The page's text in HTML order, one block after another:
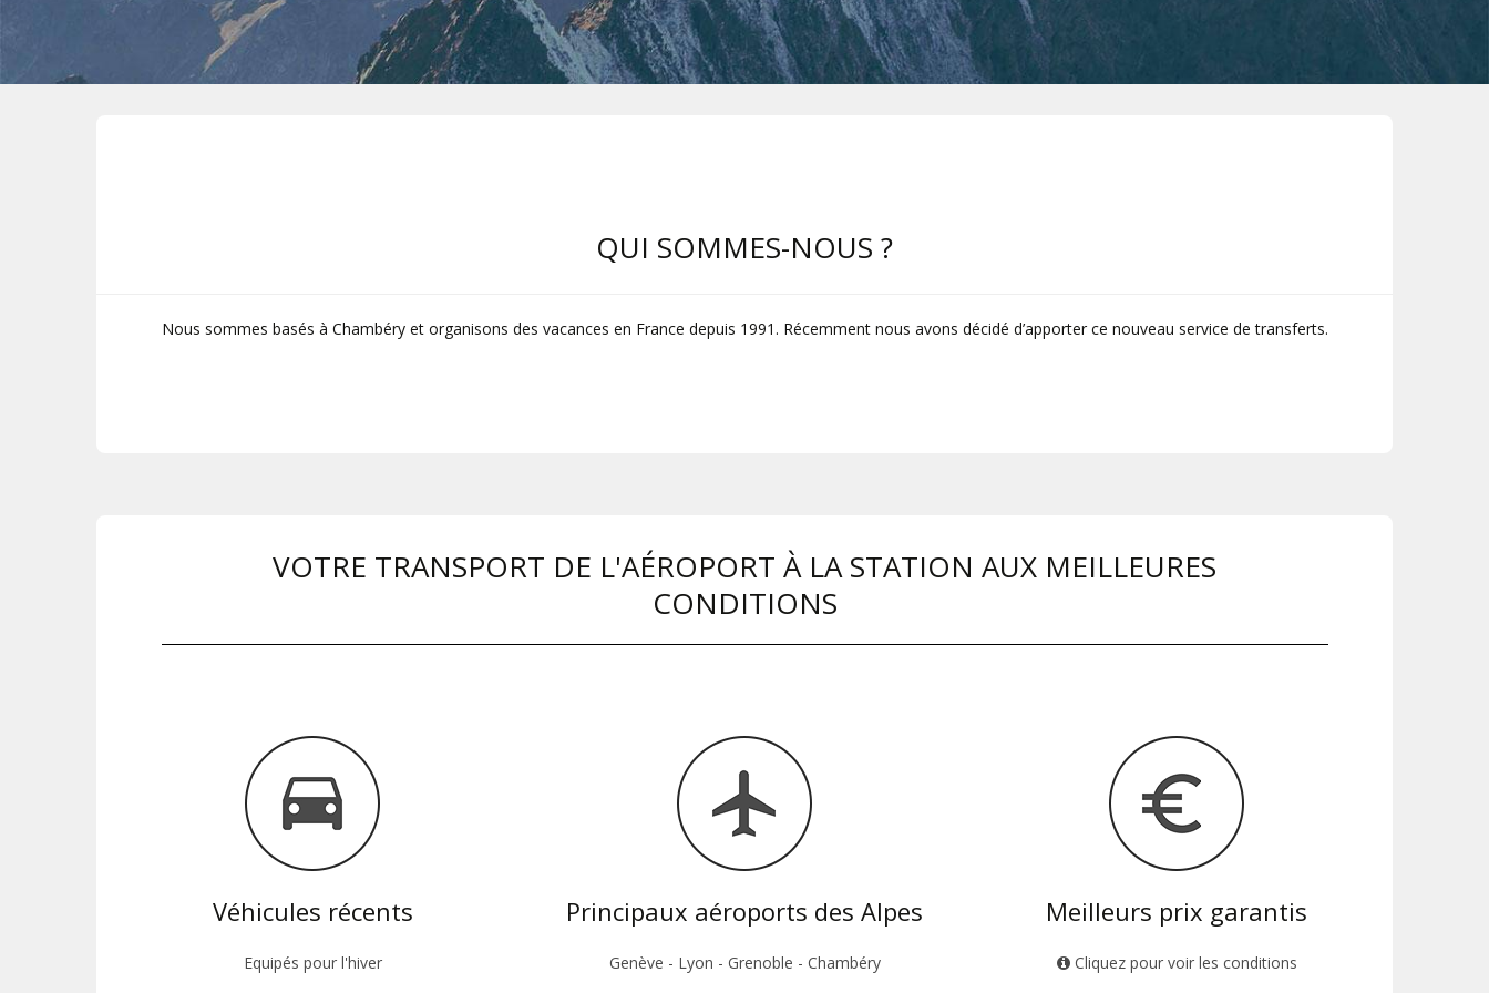
Les Gets
Morzine
Val Thorens
St Jean D'Arves
St Sorlin D'Arves
QUI SOMMES-NOUS ?
Nous sommes basés à Chambéry et organisons des vacances en France depuis 1991. Récemment nous avons décidé d’apporter ce nouveau service de transferts.
VOTRE TRANSPORT DE L'AÉROPORT À LA STATION AUX MEILLEURES
CONDITIONS
Véhicules récents
Equipés pour l'hiver
Principaux aéroports des Alpes
Genève - Lyon - Grenoble - Chambéry
Meilleurs prix garantis
Cliquez pour voir les conditions